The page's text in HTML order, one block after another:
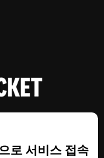
로 서비스 접속